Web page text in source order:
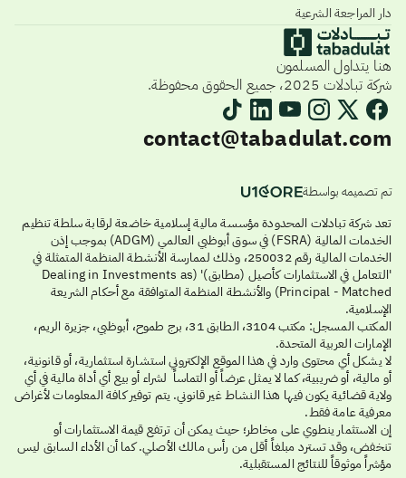
دار المراجعة الشرعية
هنا يتداول المسلمون
شركة تبادلات 2025، جميع الحقوق محفوظة.
contact@tabadulat.com
تم تصميمه بواسطة
تعد شركة تبادلات المحدودة مؤسسة مالية إسلامية خاضعة لرقابة سلطة تنظيم
الخدمات المالية (FSRA) في سوق أبوظبي العالمي (ADGM) بموجب إذن
الخدمات المالية رقم 250032، وذلك لممارسة الأنشطة المنظمة المتمثلة في
'التعامل في الاستثمارات كأصيل (مطابق)' (Dealing in Investments as
Principal - Matched) والأنشطة المنظمة المتوافقة مع أحكام الشريعة
الإسلامية.
المكتب المسجل: مكتب 3104، الطابق 31، برج طموح، أبوظبي، جزيرة الريم،
الإمارات العربية المتحدة.
لا يشكل أي محتوى وارد في هذا الموقع الإلكتروني استشارة استثمارية، أو قانونية،
أو مالية، أو ضريبية، كما لا يمثل عرضاً أو التماساً لشراء أو بيع أي أداة مالية في أي
ولاية قضائية يكون فيها هذا النشاط غير قانوني. يتم توفير كافة المعلومات لأغراض
معرفية عامة فقط.
إن الاستثمار ينطوي على مخاطر؛ حيث يمكن أن ترتفع قيمة الاستثمارات أو
تنخفض، وقد تسترد مبلغاً أقل من رأس مالك الأصلي. كما أن الأداء السابق ليس
مؤشراً موثوقاً للنتائج المستقبلية.